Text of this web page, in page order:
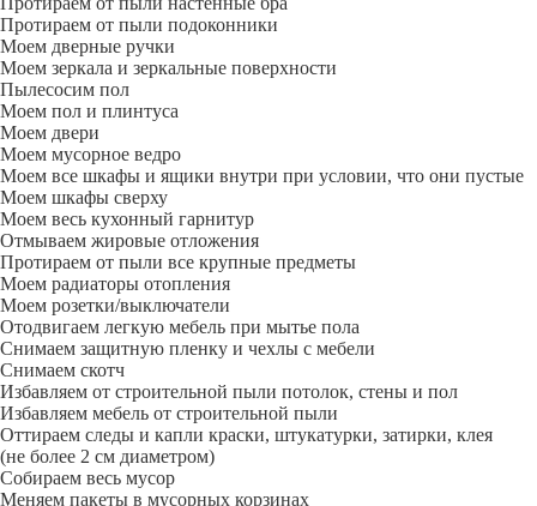
Протираем от пыли подоконники
Моем дверные ручки
Моем зеркала и зеркальные поверхности
Пылесосим пол
Моем пол и плинтуса
Моем двери
Моем мусорное ведро
Моем все шкафы и ящики внутри при условии, что они пустые
Моем шкафы сверху
Моем весь кухонный гарнитур
Отмываем жировые отложения
Протираем от пыли все крупные предметы
Моем радиаторы отопления
Моем розетки/выключатели
Отодвигаем легкую мебель при мытье пола
Снимаем защитную пленку и чехлы с мебели
Снимаем скотч
Избавляем от строительной пыли потолок, стены и пол
Избавляем мебель от строительной пыли
Оттираем следы и капли краски, штукатурки, затирки, клея
(не более 2 см диаметром)
Собираем весь мусор
Меняем пакеты в мусорных корзинах